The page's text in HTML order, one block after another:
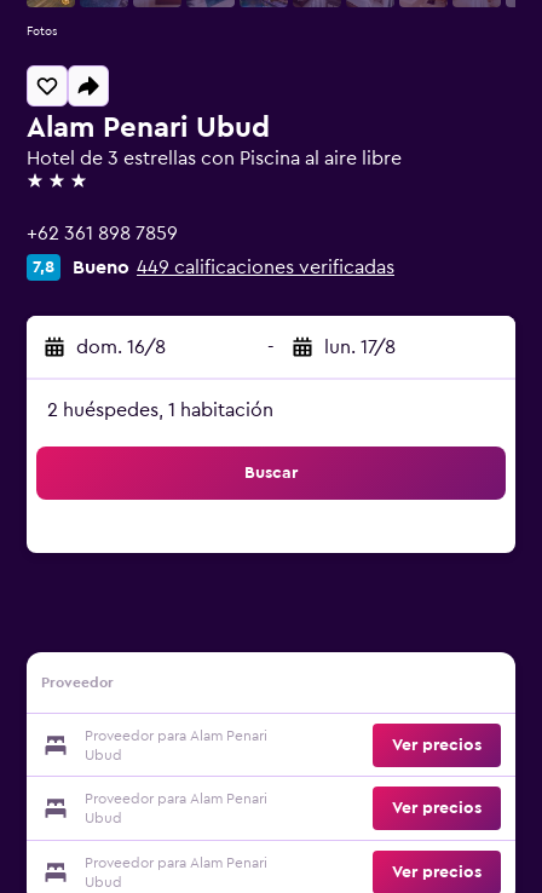
Alam Penari Ubud
Hotel de 3 estrellas con Piscina al aire libre
3 estrellas
+62 361 898 7859
7,8 Bueno 449 calificaciones verificadas
dom. 16/8 - lun. 17/8
2 huéspedes, 1 habitación
Buscar
Proveedor
Proveedor para Alam Penari
Ubud
Ver precios
Proveedor para Alam Penari
Ubud
Ver precios
Proveedor para Alam Penari
Ubud
Ver precios
Fotos